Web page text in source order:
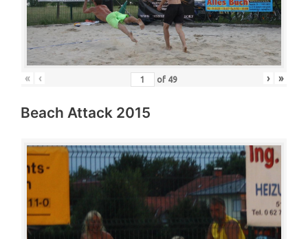
« ‹ of 49 › »
Beach Attack 2015